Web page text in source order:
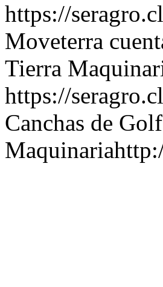
https://
Moveterra
Tierra
https://
Canchas de
Maquinaria